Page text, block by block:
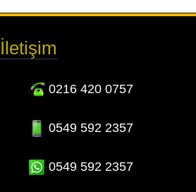
İletişim
0216 420 0757
0549 592 2357
0549 592 2357